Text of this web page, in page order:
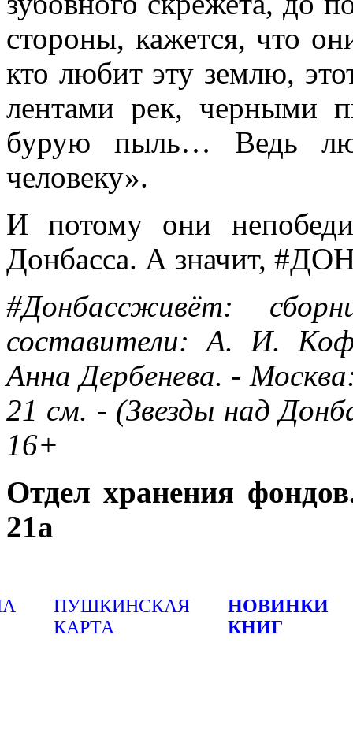
ПУШКИНСКАЯ
КАРТА
НОВИНКИ
КНИГ
стороны, кажется, что
кто любит эту землю,
лентами рек, черными
бурую пыль… Ведь
человеку».
И потому они
Донбасса. А значит,
#Донбассживёт:
составители: А. И.
Анна Дербенева. -
21 см. - (Звезды над
16+
Отдел хранения
21а